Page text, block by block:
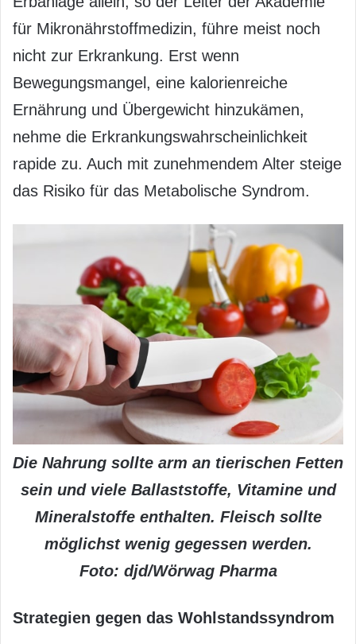
für Mikronährstoffmedizin, führe meist noch
nicht zur Erkrankung. Erst wenn
Bewegungsmangel, eine kalorienreiche
Ernährung und Übergewicht hinzukämen,
nehme die Erkrankungswahrscheinlichkeit
rapide zu. Auch mit zunehmendem Alter steige
das Risiko für das Metabolische Syndrom.
Die Nahrung sollte arm an tierischen Fetten
sein und viele Ballaststoffe, Vitamine und
Mineralstoffe enthalten. Fleisch sollte
möglichst wenig gegessen werden.
Foto: djd/Wörwag Pharma
Strategien gegen das Wohlstandssyndrom